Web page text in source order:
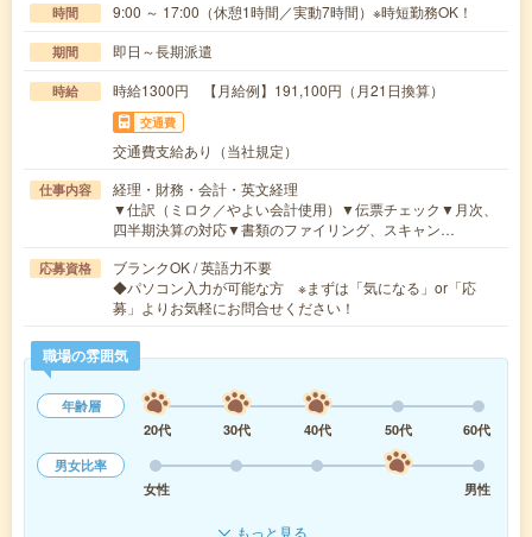
時間 9:00 ～ 17:00（休憩1時間／実動7時間）※時短勤務OK！
期間 即日～長期派遣
時給 時給1300円 【月給例】191,100円（月21日換算）
交通費
交通費支給あり（当社規定）
仕事内容
経理・財務・会計・英文経理
▼仕訳（ミロク／やよい会計使用）▼伝票チェック▼月次、
四半期決算の対応▼書類のファイリング、スキャン…
応募資格
ブランクOK / 英語力不要
◆パソコン入力が可能な方 ※まずは「気になる」or「応
募」よりお気軽にお問合せください！
職場の雰囲気
年齢層
20代
30代 40代 50代
60代
男女比率
女性
男性
もっと見る